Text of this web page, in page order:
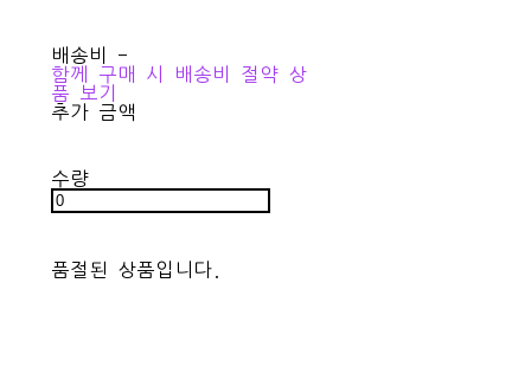
배송비 -
함께 구매 시 배송비 절약 상
품 보기
추가 금액
수량
품절된 상품입니다.